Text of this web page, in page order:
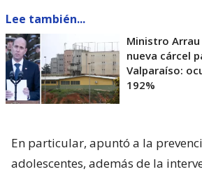
Lee también...
Ministro
nueva cárcel
Valparaíso:
192%
En particular, apuntó a la
adolescentes, además de la